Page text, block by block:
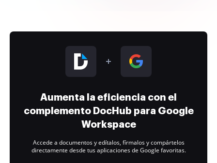
Aumenta la eficiencia con el
complemento DocHub para Google
Workspace
Accede a documentos y edítalos, fírmalos y compártelos
directamente desde tus aplicaciones de Google favoritas.